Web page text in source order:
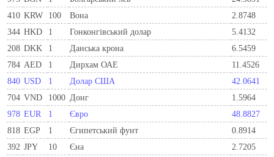
410 KRW 100 Вона
2.8748
344 HKD 1 Гонконгівський долар
5.4132
208 DKK 1 Данська крона
6.5459
784 AED 1 Дирхам ОАЕ
11.4526
840 USD 1 Долар США
42.0641
704 VND 1000 Донг
1.5964
978 EUR 1 Євро
48.8827
818 EGP 1 Єгипетський фунт
0.8914
392 JPY 10 Єна
2.7205